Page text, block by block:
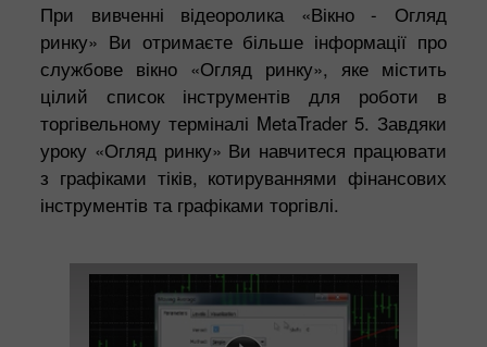
При вивченні відеоролика «Вікно - Огляд
ринку» Ви отримаєте більше інформації про
службове вікно «Огляд ринку», яке містить
цілий список інструментів для роботи в
торгівельному терміналі MetaTrader 5. Завдяки
уроку «Огляд ринку» Ви навчитеся працювати
з графіками тіків, котируваннями фінансових
інструментів та графіками торгівлі.